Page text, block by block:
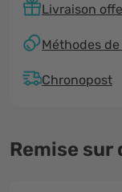
Livraison
Méthodes
Chronopost
Remise